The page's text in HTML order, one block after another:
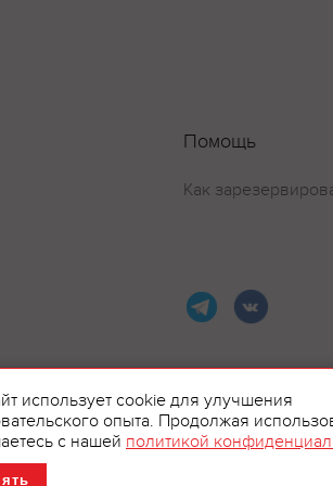
Помощь
Как
использует cookie для улучшения
опыта. Продолжая
с нашей политикой